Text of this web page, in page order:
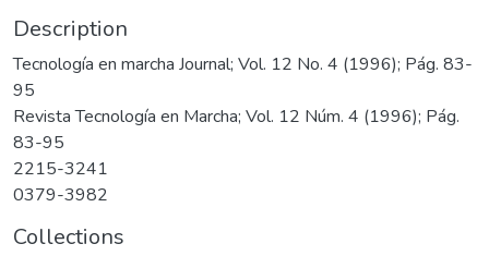
Description
Tecnología en marcha Journal; Vol. 12 No. 4 (1996); Pág. 83-
95
Revista Tecnología en Marcha; Vol. 12 Núm. 4 (1996); Pág.
83-95
2215-3241
0379-3982
Collections